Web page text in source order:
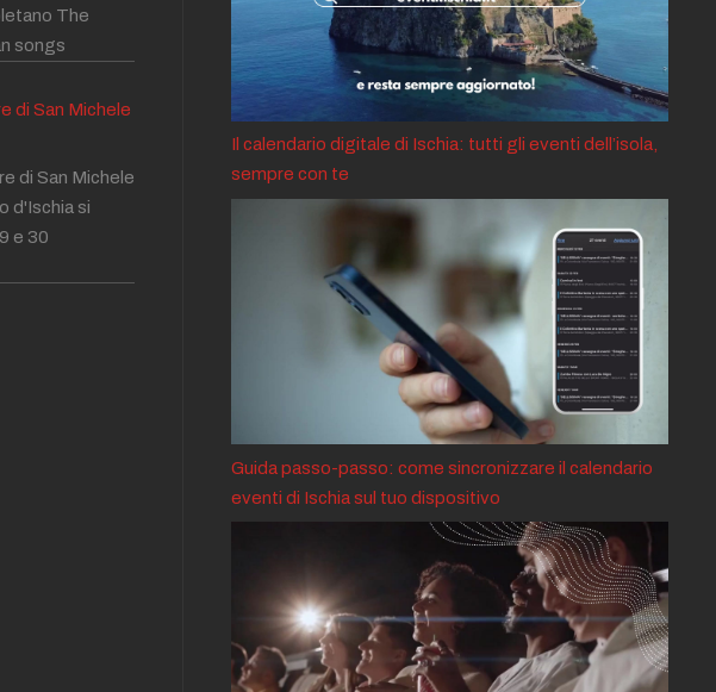
The
songs
di San Michele
di San Michele
d'Ischia si
e 30
Il calendario digitale di Ischia: tutti gli eventi dell’isola,
sempre con te
Guida passo-passo: come sincronizzare il calendario
eventi di Ischia sul tuo dispositivo